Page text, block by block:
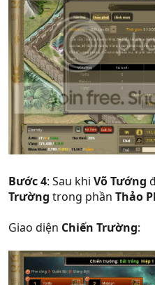
Bước 4: Sau khi Võ Tướng
Trường trong phần Thảo
Giao diện Chiến Trường: